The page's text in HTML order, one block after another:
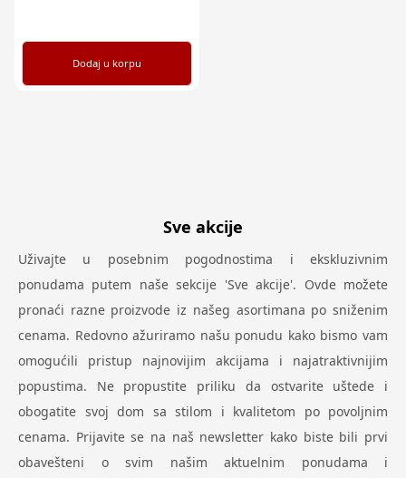
Dodaj u korpu
Sve akcije
Uživajte u posebnim pogodnostima i ekskluzivnim
ponudama putem naše sekcije 'Sve akcije'. Ovde možete
pronaći razne proizvode iz našeg asortimana po sniženim
cenama. Redovno ažuriramo našu ponudu kako bismo vam
omogućili pristup najnovijim akcijama i najatraktivnijim
popustima. Ne propustite priliku da ostvarite uštede i
obogatite svoj dom sa stilom i kvalitetom po povoljnim
cenama. Prijavite se na naš newsletter kako biste bili prvi
obavešteni o svim našim aktuelnim ponudama i